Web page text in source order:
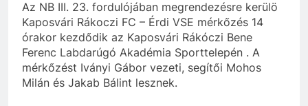
Az NB III. 23. fordulójában megrendezésre kerülö
Kaposvári Rákoczi FC – Érdi VSE mérkőzés 14
órakor kezdődik az Kaposvári Rákóczi Bene
Ferenc Labdarúgó Akadémia Sporttelepén . A
mérkőzést Iványi Gábor vezeti, segítői Mohos
Milán és Jakab Bálint lesznek.